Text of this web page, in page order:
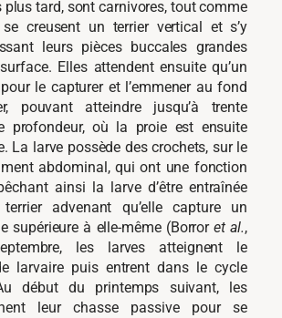
plus tard, sont carnivores, tout comme
se creusent un terrier vertical et s’y
leurs pièces buccales grandes
Elles attendent ensuite qu’un
le capturer et l’emmener au fond
pouvant atteindre jusqu’à trente
profondeur, où la proie est ensuite
La larve possède des crochets, sur le
abdominal, qui ont une fonction
ainsi la larve d’être entraînée
advenant qu’elle capture un
supérieure à elle-même (Borroret al.,
les larves atteignent le
larvaire puis entrent dans le cycle
début du printemps suivant, les
leur chasse passive pour se